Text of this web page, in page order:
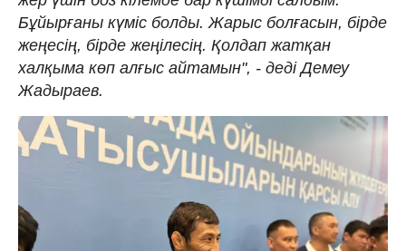
Бұйырғаны күміс болды. Жарыс болғасын, бірде
жеңесің, бірде жеңілесің. Қолдап жатқан
халқыма көп алғыс айтамын", - деді Демеу
Жадыраев.